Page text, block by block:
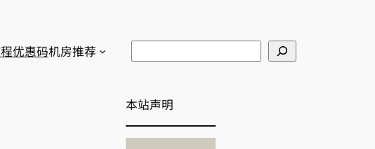
优惠码机房推荐
本站声明